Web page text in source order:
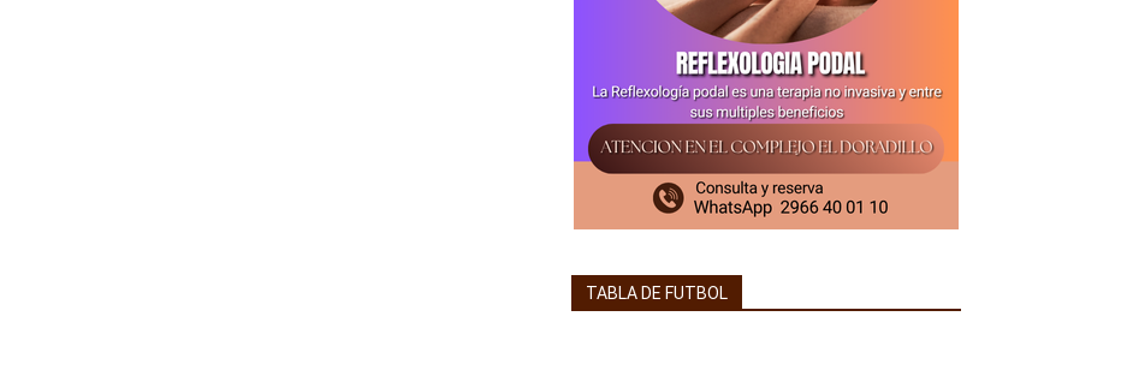
TABLA DE FUTBOL